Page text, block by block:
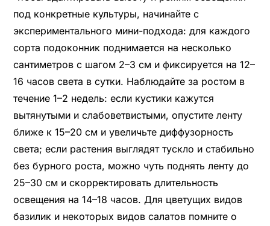
под конкретные культуры, начинайте с
экспериментального мини-подхода: для каждого
сорта подоконник поднимается на несколько
сантиметров с шагом 2–3 см и фиксируется на 12–
16 часов света в сутки. Наблюдайте за ростом в
течение 1–2 недель: если кустики кажутся
вытянутыми и слабоветвистыми, опустите ленту
ближе к 15–20 см и увеличьте диффузорность
света; если растения выглядят тускло и стабильно
без бурного роста, можно чуть поднять ленту до
25–30 см и скорректировать длительность
освещения на 14–18 часов. Для цветущих видов
базилик и некоторых видов салатов помните о